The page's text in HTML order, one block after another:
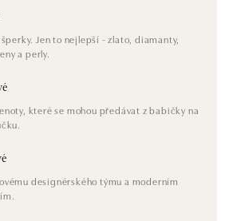
Jen to nejlepší - zlato, diamanty,
a perly.
které se mohou předávat z babičky na
designérského týmu a moderním